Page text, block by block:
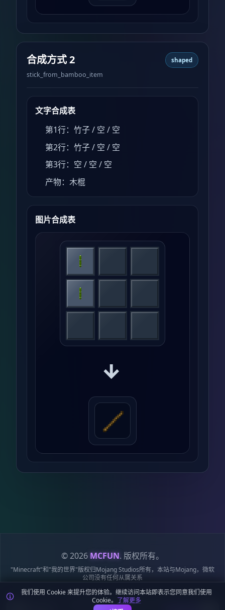
合成方式 2
stick_from_bamboo_item
shaped
文字合成表
第1行：竹子 / 空 / 空
第2行：竹子 / 空 / 空
第3行：空 / 空 / 空
产物：木棍
图片合成表
→
© 2026 MCFUN. 版权所有。
"Minecraft"和"我的世界"版权归Mojang Studios所有，本站与Mojang，微软
公司没有任何从属关系
隐私政策服务条款Cookie 政策站点地图鄂ICP备19018284号-6
鄂公网安备42018502009170号
麦块迷APP - 在这里总会找到你喜欢的MC基
我们使用 Cookie 来提升您的体验。继续访问本站即表示您同意我们使用
Cookie。 了解更多